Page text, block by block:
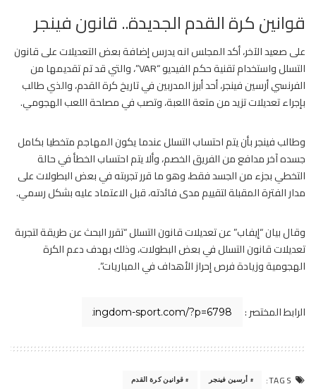
قوانين كرة القدم الجديدة.. قانون فينجر
على صعيد الآخر، أكد المجلس انه يدرس إضافة بعض التعديلات على قانون
التسلل واستخدام تقنية حكم الفيديو “VAR”، والتي قد تم تقديمها من
الفرنسي أرسين فينجر، أحد أبرز المدربين في تاريخ كرة القدم، والذي طالب
بإجراء تعديلات تزيد من متعة اللعبة، وتصب في مصلحة اللعب الهجومي.
وطالب فينجر بأن يتم احتساب التسلل عندما يكون المهاجم متخطيا بكامل
جسده آخر مدافع من الفريق الخصم، وألا يتم احتساب الخطأ في حالة
التخطي بجزء من الجسد فقط، وهو ما قرر تجربته في بعض البطولات على
مدار الفترة المقبلة لتقييم مدى فائدته، قبل الاعتماد عليه بشكل رسمي.
وقال بيان “إيفاب” عن تعديلات قانون التسلل “تقرر البحث عن طريقة لتجربة
تعديلات قانون التسلل في بعض البطولات، وذلك بهدف دعم الكرة
الهجومية وزيادة فرص إحراز الأهداف في المباريات”.
الرابط المختصر :
TAGS: أرسين فينجر قوانين كرة القدم